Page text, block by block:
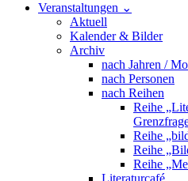
Veranstaltungen ⌄
Aktuell
Kalender & Bilder
Archiv
nach Jahren /
nach Personen
nach Reihen
Reihe
Reihe
Reihe
Reihe
Literaturcafé